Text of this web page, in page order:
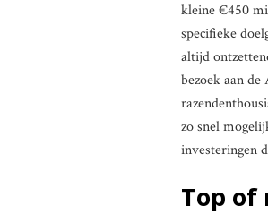
kleine €450
specifieke
altijd
bezoek aan
zo snel
investeringen
Top of